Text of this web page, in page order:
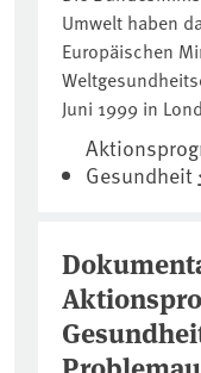
Umwelt haben
Europäischen
Juni 1999 in
Gesundheit